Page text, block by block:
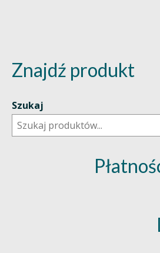
Znajdź produkt
Szukaj